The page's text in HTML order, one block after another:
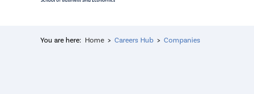
You are here: Home Careers Hub Companies